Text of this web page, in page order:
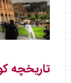
تاریخچه